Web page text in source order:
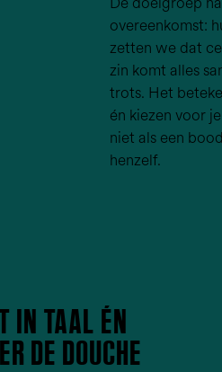
overeenkomst:
zetten we dat
zin komt alles
trots. Het
én kiezen voor
niet als een
henzelf.
IN TAAL ÉN
DE DOUCHE